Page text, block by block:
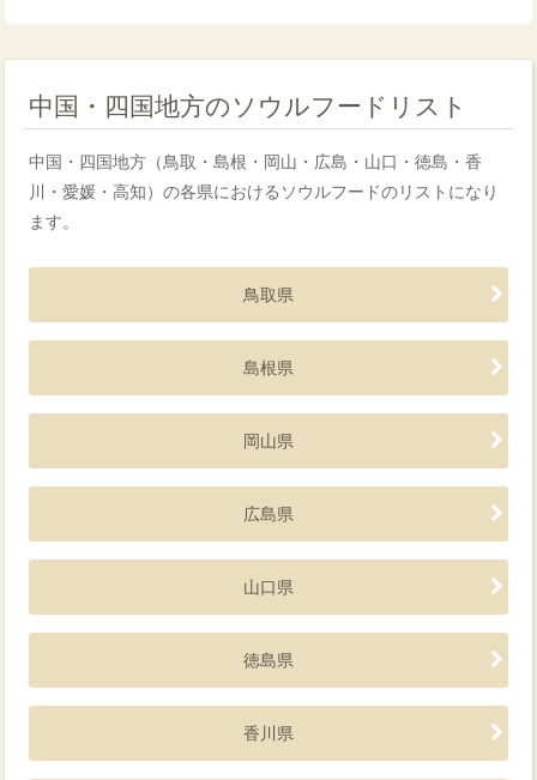
中国・四国地方のソウルフードリスト
中国・四国地方（鳥取・島根・岡山・広島・山口・徳島・香
川・愛媛・高知）の各県におけるソウルフードのリストになり
ます。
鳥取県
島根県
岡山県
広島県
山口県
徳島県
香川県